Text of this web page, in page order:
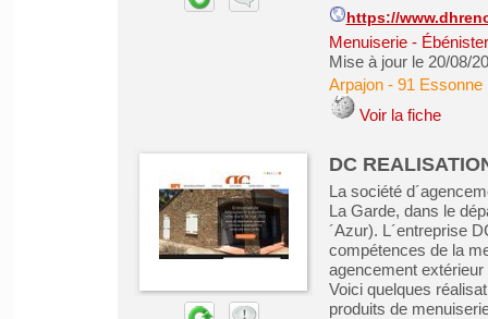
https://
Menuiserie -
Mise à jour le 20/08/
Arpajon- 91 Essonne
Voir la fiche
DC
La société
La Garde, dans le
´Azur). L´entreprise
compétences de la
agencement
Voici quelques
produits de